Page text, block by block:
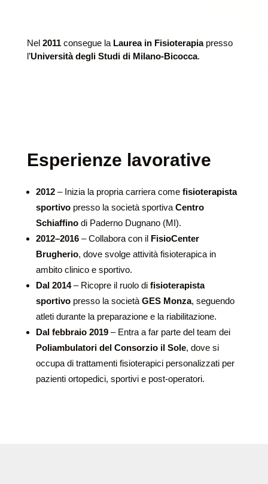
Nel 2011consegue la Laurea in Fisioterapiapresso
l’Università degli Studi di Milano-Bicocca.
Esperienze lavorative
2012– Inizia la propria carriera come fisioterapista
sportivopresso la società sportiva Centro
Schiaffinodi Paderno Dugnano (MI).
2012–2016– Collabora con il FisioCenter
Brugherio, dove svolge attività fisioterapica in
ambito clinico e sportivo.
Dal 2014– Ricopre il ruolo di fisioterapista
sportivopresso la società GES Monza, seguendo
atleti durante la preparazione e la riabilitazione.
Dal febbraio 2019– Entra a far parte del team dei
Poliambulatori del Consorzio il Sole, dove si
occupa di trattamenti fisioterapici personalizzati per
pazienti ortopedici, sportivi e post-operatori.